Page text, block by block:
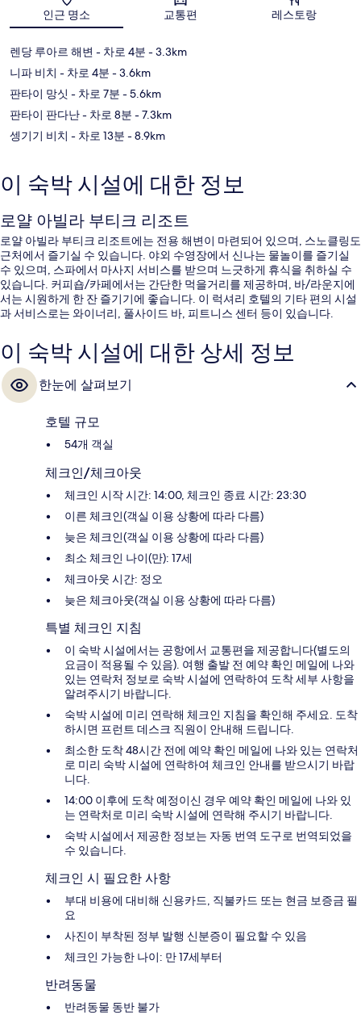
인근 명소 교통편 레스토랑
렌당 루아르 해변 - 차로 4분 - 3.3km
니파 비치 - 차로 4분 - 3.6km
판타이 망싯 - 차로 7분 - 5.6km
판타이 판다난- 차로 8분 - 7.3km
셍기기 비치 - 차로 13분 - 8.9km
이 숙박 시설에 대한 정보
로얄 아빌라 부티크 리조트
로얄 아빌라 부티크 리조트에는 전용 해변이 마련되어 있으며, 스노클링도
근처에서 즐기실 수 있습니다. 야외 수영장에서 신나는 물놀이를 즐기실
수 있으며, 스파에서 마사지 서비스를 받으며 느긋하게 휴식을 취하실 수
있습니다. 커피숍/카페에서는 간단한 먹을거리를 제공하며, 바/라운지에
서는 시원하게 한 잔 즐기기에 좋습니다. 이 럭셔리 호텔의 기타 편의 시설
과 서비스로는 와이너리, 풀사이드 바, 피트니스 센터 등이 있습니다.
이 숙박 시설에 대한 상세 정보
한눈에 살펴보기
호텔 규모
54개 객실
체크인/체크아웃
체크인 시작 시간: 14:00, 체크인 종료 시간: 23:30
이른 체크인(객실 이용 상황에 따라 다름)
늦은 체크인(객실 이용 상황에 따라 다름)
최소 체크인 나이(만): 17세
체크아웃 시간: 정오
늦은 체크아웃(객실 이용 상황에 따라 다름)
특별 체크인 지침
이 숙박 시설에서는 공항에서 교통편을 제공합니다(별도의
요금이 적용될 수 있음). 여행 출발 전 예약 확인 메일에 나와
있는 연락처 정보로 숙박 시설에 연락하여 도착 세부 사항을
알려주시기 바랍니다.
숙박 시설에 미리 연락해 체크인 지침을 확인해 주세요. 도착
하시면 프런트 데스크 직원이 안내해 드립니다.
최소한 도착 48시간 전에 예약 확인 메일에 나와 있는 연락처
로 미리 숙박 시설에 연락하여 체크인 안내를 받으시기 바랍
니다.
14:00 이후에 도착 예정이신 경우 예약 확인 메일에 나와 있
는 연락처로 미리 숙박 시설에 연락해 주시기 바랍니다.
숙박 시설에서 제공한 정보는 자동 번역 도구로 번역되었을
수 있습니다.
체크인 시 필요한 사항
부대 비용에 대비해 신용카드, 직불카드 또는 현금 보증금 필
요
사진이 부착된 정부 발행 신분증이 필요할 수 있음
체크인 가능한 나이: 만 17세부터
반려동물
반려동물 동반 불가